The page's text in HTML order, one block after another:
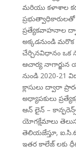
మరియు కళాశాల
ప్రత్యేకవాహనాల
అక్కడనుండి మరొక
చేర్చినవిధానం
ఆచార్య నాగార్జున
నుండి 2020-21
క్లాసులు ద్వారా
అధ్యాపకులు
ఆన్ లైన్ –
యోగక్షేమాలు
తెలియజేస్తూ,
ఇతర కాలేజ్ లకు